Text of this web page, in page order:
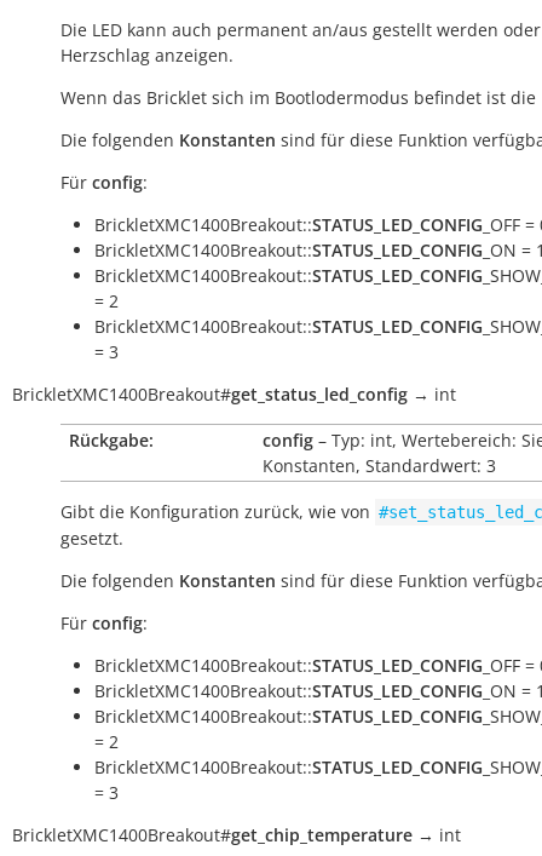
Die LED kann auch permanent an/aus gestellt werden
Herzschlag anzeigen.
Wenn das Bricklet sich im Bootlodermodus befindet ist die
Die folgenden Konstanten sind für diese Funktion
Für config:
BrickletXMC1400Breakout::STATUS_LED_CONFIG _OFF =
BrickletXMC1400Breakout::STATUS_LED_CONFIG _ON =
BrickletXMC1400Breakout::STATUS_LED_CONFIG
= 2
BrickletXMC1400Breakout::STATUS_LED_CONFIG
= 3
BrickletXMC1400Breakout#get_status_led_config → int
Rückgabe:
config – Typ: int, Wertebereich:
Konstanten, Standardwert: 3
Gibt die Konfiguration zurück, wie von
gesetzt.
Die folgenden Konstanten sind für diese Funktion
Für config:
BrickletXMC1400Breakout::STATUS_LED_CONFIG _OFF =
BrickletXMC1400Breakout::STATUS_LED_CONFIG _ON =
BrickletXMC1400Breakout::STATUS_LED_CONFIG
= 2
BrickletXMC1400Breakout::STATUS_LED_CONFIG
= 3
BrickletXMC1400Breakout#get_chip_temperature → int